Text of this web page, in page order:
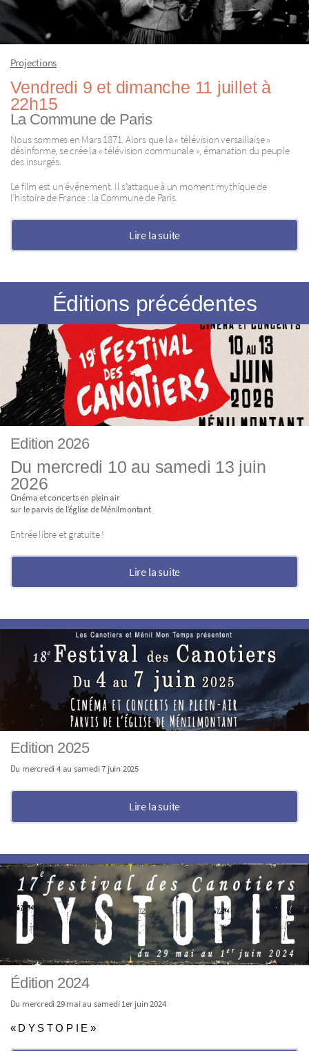
Projections
Vendredi 9 et dimanche 11 juillet à
22h15
La Commune de Paris
Nous sommes en Mars 1871. Alors que la « télévision versaillaise »
désinforme, se crée la « télévision communale », émanation du peuple
des insurgés.
Le film est un événement. Il s’attaque à un moment mythique de
l’histoire de France : la Commune de Paris.
Lire la suite
Éditions précédentes
Edition 2026
Du mercredi 10 au samedi 13 juin
2026
Cinéma et concerts en plein air
sur le parvis de l’église de Ménilmontant
Entrée libre et gratuite !
Lire la suite
Edition 2025
Du mercredi 4 au samedi 7 juin 2025
Lire la suite
Édition 2024
Du mercredi 29 mai au samedi 1er juin 2024
« D Y S T O P I E »